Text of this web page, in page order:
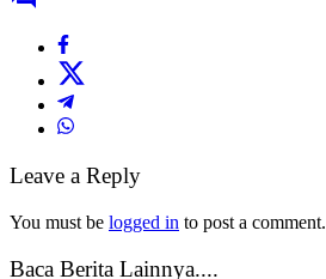
Leave a Reply
You must be logged in to post a comment.
Baca Berita Lainnya....